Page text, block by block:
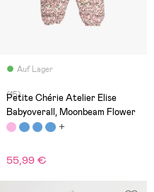
Auf Lager
(15)
Petite Chérie Atelier Elise
Babyoverall, Moonbeam Flower
55,99 €